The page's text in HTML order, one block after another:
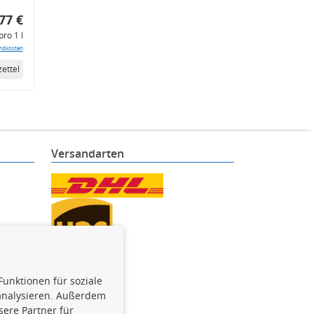
€
1 l
Versandarten
für soziale
Außerdem
Partner für